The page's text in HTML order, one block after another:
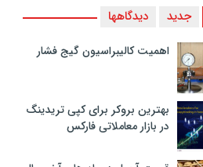
جدید دیدگاهها
اهمیت کالیبراسیون گیج فشار
بهترین بروکر برای کپی‌ تریدینگ
در بازار معاملاتی فارکس